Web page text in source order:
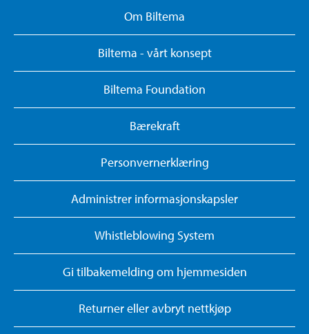
Om Biltema
Biltema - vårt konsept
Biltema Foundation
Bærekraft
Personvernerklæring
Administrer informasjonskapsler
Whistleblowing System
Gi tilbakemelding om hjemmesiden
Returner eller avbryt nettkjøp